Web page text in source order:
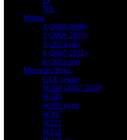
NX
Mazda
3 (2003-2008)
3 (2009-2013)
3 (2014-нв)
6 (2007-2012)
6 (2012-нв)
Mercedes Benz
GLE coupe
W204 (2007-2014)
W205
W205 купе
W207
W211
W212